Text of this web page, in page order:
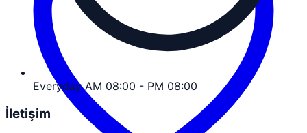
Everyday AM 08:00 - PM 08:00
İletişim